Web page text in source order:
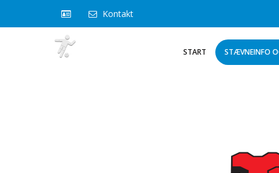
Kontakt
START STÆVNEINFO